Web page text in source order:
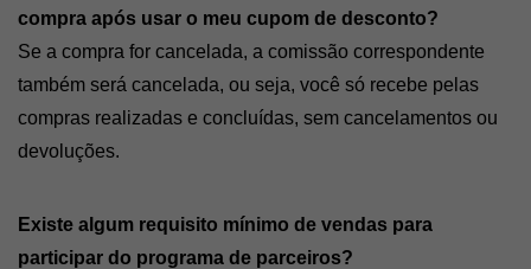
compra após usar o meu cupom de desconto?
Se a compra for cancelada, a comissão correspondente
também será cancelada, ou seja, você só recebe pelas
compras realizadas e concluídas, sem cancelamentos ou
devoluções.
Existe algum requisito mínimo de vendas para
participar do programa de parceiros?